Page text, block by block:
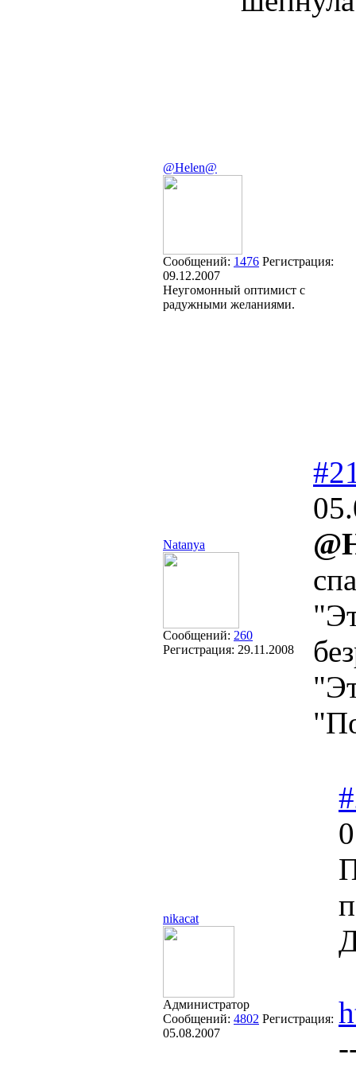
@Helen@
Сообщений: 1476 Регистрация:
09.12.2007
Неугомонный оптимист с
радужными желаниями.
Natanya
Сообщений: 260
Регистрация: 29.11.2008
nikacat
Администратор
Сообщений: 4802 Регистрация:
05.08.2007